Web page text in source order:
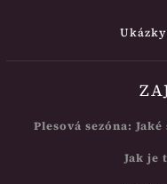
Plesová sezóna:
Jak je